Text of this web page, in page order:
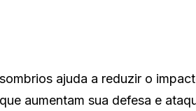
ajuda a reduzir o
aumentam sua defesa e